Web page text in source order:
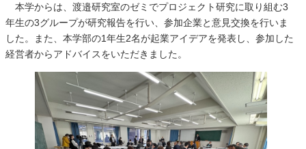
本学からは、渡邉研究室のゼミでプロジェクト研究に取り組む3
年生の3グループが研究報告を行い、参加企業と意見交換を行いま
した。また、本学部の1年生2名が起業アイデアを発表し、参加した
経営者からアドバイスをいただきました。